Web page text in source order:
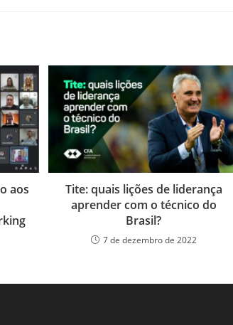
aos
Tite: quais lições de liderança
aprender com o técnico do
Brasil?
7 de dezembro de 2022